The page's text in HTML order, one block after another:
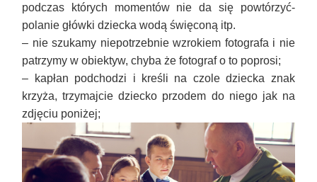
podczas których momentów nie da się powtórzyć-
polanie główki dziecka wodą święconą itp.
– nie szukamy niepotrzebnie wzrokiem fotografa i nie
patrzymy w obiektyw, chyba że fotograf o to poprosi;
– kapłan podchodzi i kreśli na czole dziecka znak
krzyża, trzymajcie dziecko przodem do niego jak na
zdjęciu poniżej;